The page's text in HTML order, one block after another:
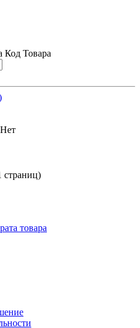
Код Товара
Нет
страниц)
товара